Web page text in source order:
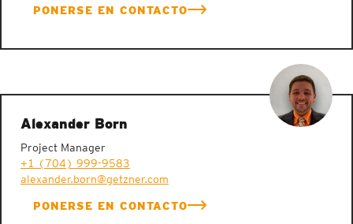
OBTENGA MÁS INFORMACIÓN
OBTENGA MÁS INFORMACIÓN
PONERSE EN CONTACTO
Alexander Born
Project Manager
+1 (704) 999-9583
alexander.born@getzner.com
PONERSE EN CONTACTO